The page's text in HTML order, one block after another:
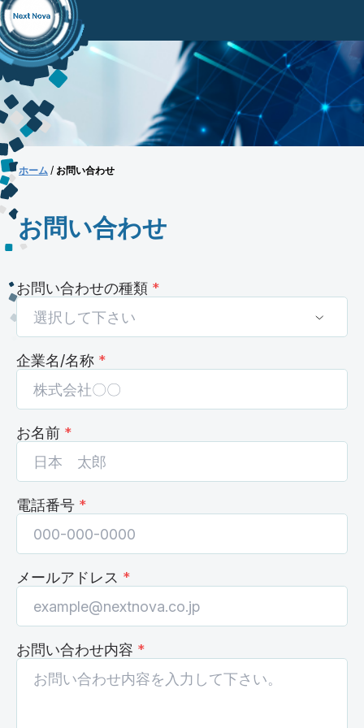
ホーム / お問い合わせ
お問い合わせ
お問い合わせの種類 *
選択して下さい
企業名/名称 *
お名前 *
電話番号 *
メールアドレス *
お問い合わせ内容 *